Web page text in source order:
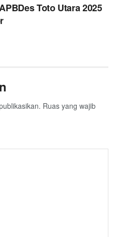
Toto Utara 2025
Ruas yang wajib